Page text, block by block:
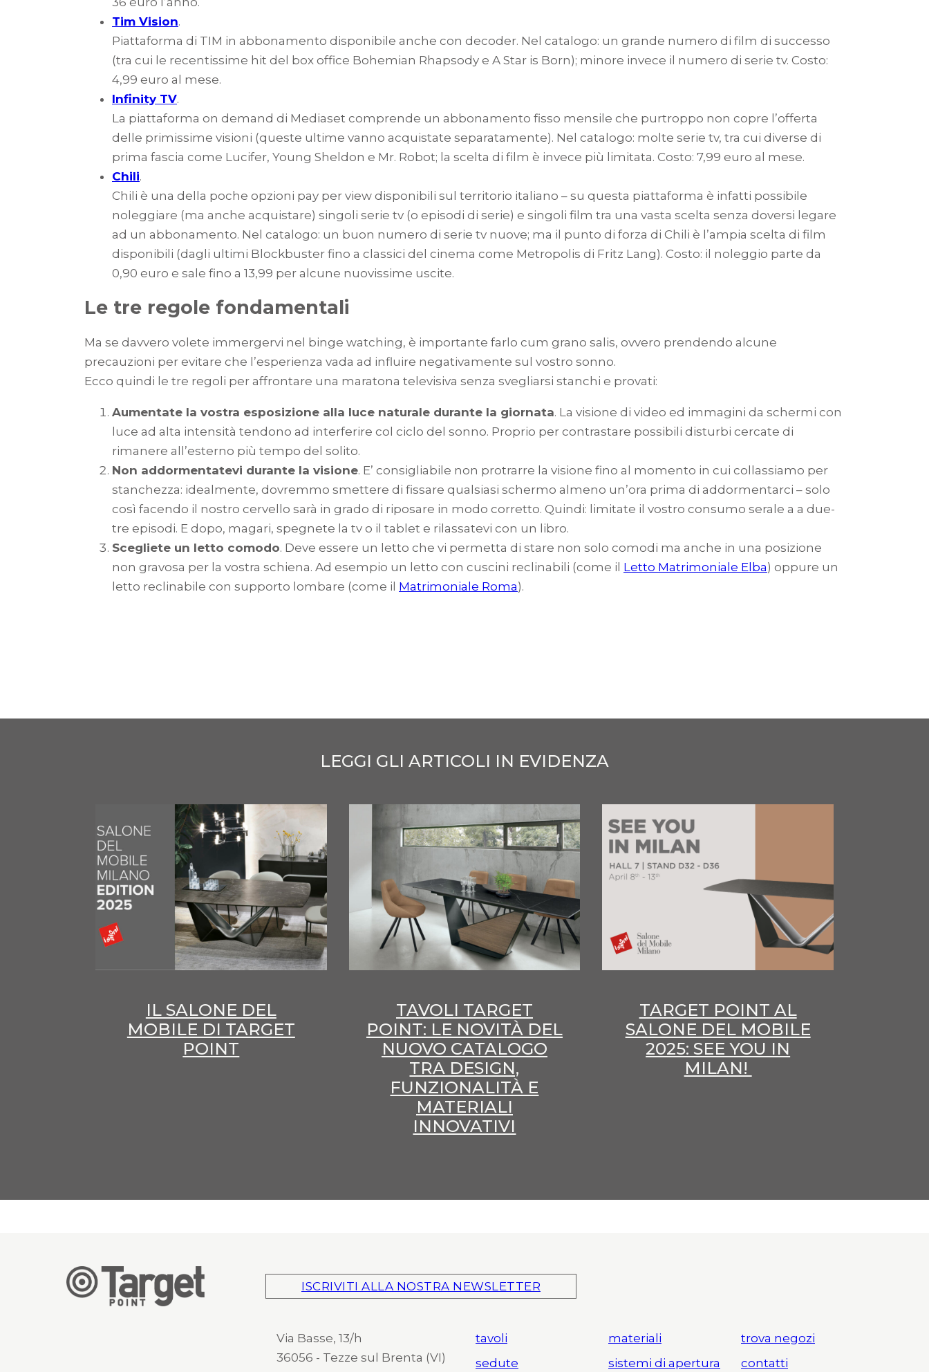
Tim Vision.
Piattaforma di TIM in abbonamento disponibile anche con decoder. Nel catalogo: un grande numero di film di successo
(tra cui le recentissime hit del box office Bohemian Rhapsody e A Star is Born); minore invece il numero di serie tv. Costo:
4,99 euro al mese.
Infinity TV.
La piattaforma on demand di Mediaset comprende un abbonamento fisso mensile che purtroppo non copre l’offerta
delle primissime visioni (queste ultime vanno acquistate separatamente). Nel catalogo: molte serie tv, tra cui diverse di
prima fascia come Lucifer, Young Sheldon e Mr. Robot; la scelta di film è invece più limitata. Costo: 7,99 euro al mese.
Chili.
Chili è una della poche opzioni pay per view disponibili sul territorio italiano – su questa piattaforma è infatti possibile
noleggiare (ma anche acquistare) singoli serie tv (o episodi di serie) e singoli film tra una vasta scelta senza doversi legare
ad un abbonamento. Nel catalogo: un buon numero di serie tv nuove; ma il punto di forza di Chili è l’ampia scelta di film
disponibili (dagli ultimi Blockbuster fino a classici del cinema come Metropolis di Fritz Lang). Costo: il noleggio parte da
0,90 euro e sale fino a 13,99 per alcune nuovissime uscite.
Le tre regole fondamentali
Ma se davvero volete immergervi nel binge watching, è importante farlo cum grano salis, ovvero prendendo alcune
precauzioni per evitare che l’esperienza vada ad influire negativamente sul vostro sonno.
Ecco quindi le tre regoli per affrontare una maratona televisiva senza svegliarsi stanchi e provati:
Aumentate la vostra esposizione alla luce naturale durante la giornata. La visione di video ed immagini da schermi con
luce ad alta intensità tendono ad interferire col ciclo del sonno. Proprio per contrastare possibili disturbi cercate di
rimanere all’esterno più tempo del solito.
Non addormentatevi durante la visione. E’ consigliabile non protrarre la visione fino al momento in cui collassiamo per
stanchezza: idealmente, dovremmo smettere di fissare qualsiasi schermo almeno un’ora prima di addormentarci – solo
così facendo il nostro cervello sarà in grado di riposare in modo corretto. Quindi: limitate il vostro consumo serale a a due-
tre episodi. E dopo, magari, spegnete la tv o il tablet e rilassatevi con un libro.
Scegliete un letto comodo. Deve essere un letto che vi permetta di stare non solo comodi ma anche in una posizione
non gravosa per la vostra schiena. Ad esempio un letto con cuscini reclinabili (come il Letto Matrimoniale Elba) oppure un
letto reclinabile con supporto lombare (come il Matrimoniale Roma).
LEGGI GLI ARTICOLI IN EVIDENZA
IL SALONE DEL
MOBILE DI TARGET
POINT
TAVOLI TARGET
POINT: LE NOVITÀ DEL
NUOVO CATALOGO
TRA DESIGN,
FUNZIONALITÀ E
MATERIALI
INNOVATIVI
TARGET POINT AL
SALONE DEL MOBILE
2025: SEE YOU IN
MILAN!
ISCRIVITI ALLA NOSTRA NEWSLETTER
Via Basse, 13/h
36056 - Tezze sul Brenta (VI)
tavoli
sedute
materiali
sistemi di apertura
trova negozi
contatti